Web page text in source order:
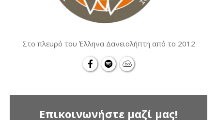
Στο πλευρό του Έλληνα Δανειολήπτη από το 2012
Επικοινωνήστε μαζί μας!